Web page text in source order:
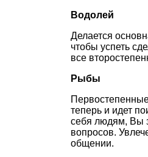
Водолей
Делается
чтобы успеть
все
Рыбы
теперь и идет
себя людям, Вы
вопросов.
общении.